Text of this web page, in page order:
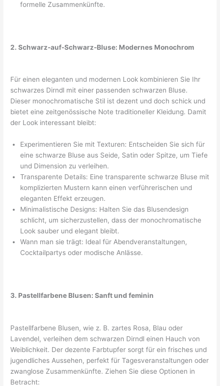
formelle Zusammenkünfte.
2. Schwarz-auf-Schwarz-Bluse: Modernes Monochrom
Für einen eleganten und modernen Look kombinieren Sie Ihr
schwarzes Dirndl mit einer passenden schwarzen Bluse.
Dieser monochromatische Stil ist dezent und doch schick und
bietet eine zeitgenössische Note traditioneller Kleidung. Damit
der Look interessant bleibt:
Experimentieren Sie mit Texturen: Entscheiden Sie sich für
eine schwarze Bluse aus Seide, Satin oder Spitze, um Tiefe
und Dimension zu verleihen.
Transparente Details: Eine transparente schwarze Bluse mit
komplizierten Mustern kann einen verführerischen und
eleganten Effekt erzeugen.
Minimalistische Designs: Halten Sie das Blusendesign
schlicht, um sicherzustellen, dass der monochromatische
Look sauber und elegant bleibt.
Wann man sie trägt: Ideal für Abendveranstaltungen,
Cocktailpartys oder modische Anlässe.
3. Pastellfarbene Blusen: Sanft und feminin
Pastellfarbene Blusen, wie z. B. zartes Rosa, Blau oder
Lavendel, verleihen dem schwarzen Dirndl einen Hauch von
Weiblichkeit. Der dezente Farbtupfer sorgt für ein frisches und
jugendliches Aussehen, perfekt für Tagesveranstaltungen oder
zwanglose Zusammenkünfte. Ziehen Sie diese Optionen in
Betracht: